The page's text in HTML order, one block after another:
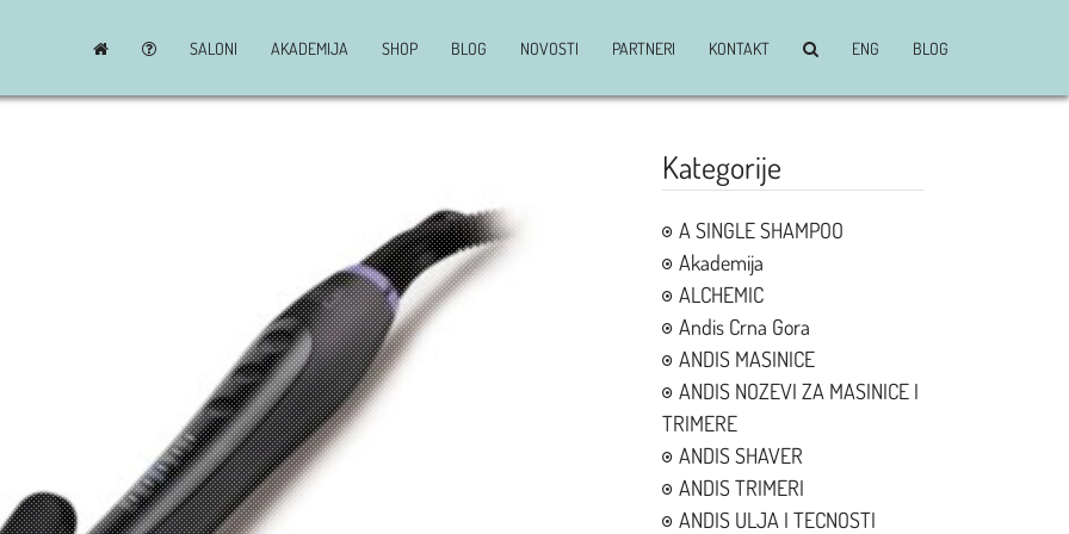
SALONI AKADEMIJA SHOP BLOG NOVOSTI PARTNERI KONTAKT ENG BLOG
Kategorije
A SINGLE SHAMPOO
Akademija
ALCHEMIC
Andis Crna Gora
ANDIS MASINICE
ANDIS NOZEVI ZA MASINICE I
TRIMERE
ANDIS SHAVER
ANDIS TRIMERI
ANDIS ULJA I TECNOSTI